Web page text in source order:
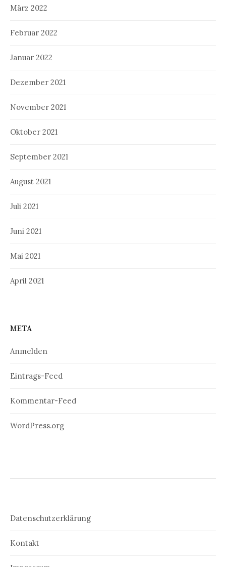
März 2022
Februar 2022
Januar 2022
Dezember 2021
November 2021
Oktober 2021
September 2021
August 2021
Juli 2021
Juni 2021
Mai 2021
April 2021
META
Anmelden
Eintrags-Feed
Kommentar-Feed
WordPress.org
Datenschutzerklärung
Kontakt